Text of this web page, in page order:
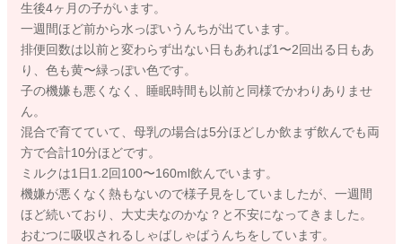
生後4ヶ月の子がいます。
一週間ほど前から水っぽいうんちが出ています。
排便回数は以前と変わらず出ない日もあれば1〜2回出る日もあ
り、色も黄〜緑っぽい色です。
子の機嫌も悪くなく、睡眠時間も以前と同様でかわりありませ
ん。
混合で育てていて、母乳の場合は5分ほどしか飲まず飲んでも両
方で合計10分ほどです。
ミルクは1日1.2回100〜160ml飲んでいます。
機嫌が悪くなく熱もないので様子見をしていましたが、一週間
ほど続いており、大丈夫なのかな？と不安になってきました。
おむつに吸収されるしゃばしゃばうんちをしています。